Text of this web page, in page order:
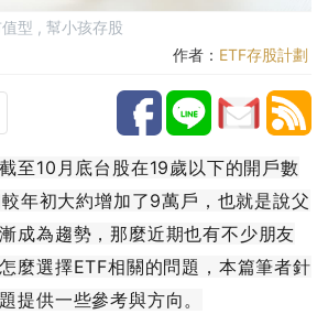
型 , 幫小孩存股
作者： ETF存股計劃
至10月底台股在19歲以下的開戶數
年初大約增加了9萬戶，也就是說父
成為趨勢，那麼近期也有不少朋友
麼選擇ETF相關的問題，本篇筆者針
提供一些參考與方向。